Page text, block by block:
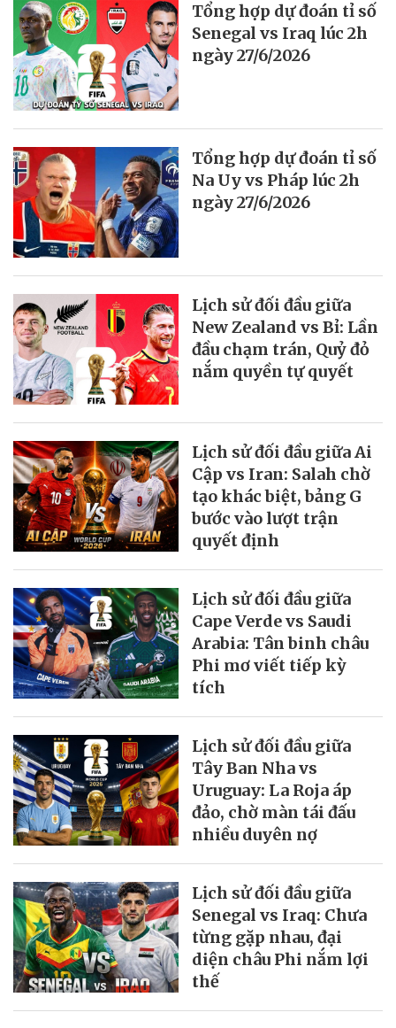
Tổng hợp dự đoán tỉ số
Senegal vs Iraq lúc 2h
ngày 27/6/2026
Tổng hợp dự đoán tỉ số
Na Uy vs Pháp lúc 2h
ngày 27/6/2026
Lịch sử đối đầu giữa
New Zealand vs Bỉ: Lần
đầu chạm trán, Quỷ đỏ
nắm quyền tự quyết
Lịch sử đối đầu giữa Ai
Cập vs Iran: Salah chờ
tạo khác biệt, bảng G
bước vào lượt trận
quyết định
Lịch sử đối đầu giữa
Cape Verde vs Saudi
Arabia: Tân binh châu
Phi mơ viết tiếp kỳ
tích
Lịch sử đối đầu giữa
Tây Ban Nha vs
Uruguay: La Roja áp
đảo, chờ màn tái đấu
nhiều duyên nợ
Lịch sử đối đầu giữa
Senegal vs Iraq: Chưa
từng gặp nhau, đại
diện châu Phi nắm lợi
thế